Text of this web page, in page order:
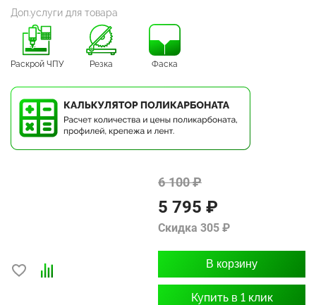
Доп.услуги для товара
Раскрой ЧПУ Резка Фаска
6 100 ₽
5 795 ₽
Скидка 305 ₽
В корзину
Купить в 1 клик